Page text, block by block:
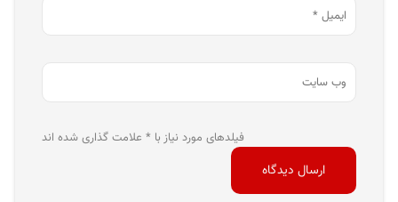
فیلدهای مورد نیاز با * علامت گذاری شده اند